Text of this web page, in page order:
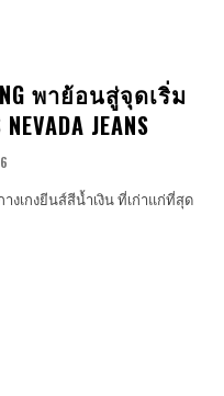
พาย้อนสู่จุดเริ่ม
JEANS
งเกงยีนส์สีน้ำเงิน ที่เก่าแก่ที่สุด